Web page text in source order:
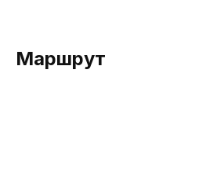
Маршрут